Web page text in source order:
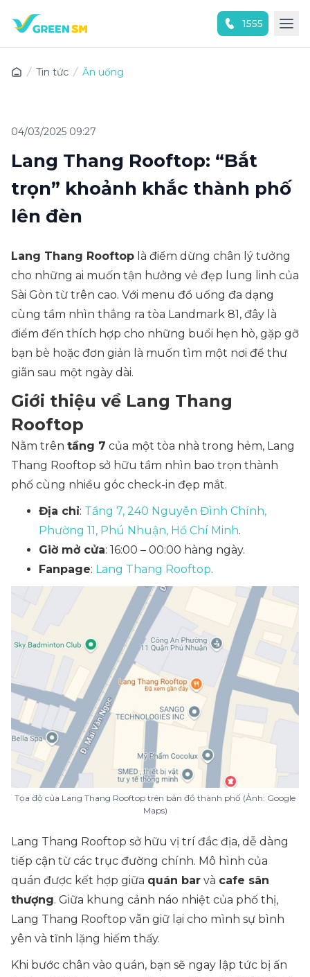
1555
Tin tức Ăn uống
04/03/2025 09:27
Lang Thang Rooftop: “Bắt
trọn” khoảnh khắc thành phố
lên đèn
Lang Thang Rooftop là điểm dừng chân lý tưởng
cho những ai muốn tận hưởng vẻ đẹp lung linh của
Sài Gòn từ trên cao. Với menu đồ uống đa dạng
cùng tầm nhìn thẳng ra tòa Landmark 81, đây là
điểm đến thích hợp cho những buổi hẹn hò, gặp gỡ
bạn bè hoặc đơn giản là muốn tìm một nơi để thư
giãn sau một ngày dài.
Giới thiệu về Lang Thang
Rooftop
Nằm trên tầng 7 của một tòa nhà trong hẻm, Lang
Thang Rooftop sở hữu tầm nhìn bao trọn thành
phố cùng nhiều góc check-in đẹp mắt.
Địa chỉ: Tầng 7, 240 Nguyễn Đình Chính,
Phường 11, Phú Nhuận, Hồ Chí Minh.
Giờ mở cửa: 16:00 – 00:00 hàng ngày.
Fanpage: Lang Thang Rooftop.
Tọa độ của Lang Thang Rooftop trên bản đồ thành phố (Ảnh: Google
Maps)
Lang Thang Rooftop sở hữu vị trí đắc địa, dễ dàng
tiếp cận từ các trục đường chính. Mô hình của
quán được kết hợp giữa quán bar và cafe sân
thượng. Giữa khung cảnh náo nhiệt của phố thị,
Lang Thang Rooftop vẫn giữ lại cho mình sự bình
yên và tĩnh lặng hiếm thấy.
Khi bước chân vào quán, bạn sẽ ngay lập tức bị ấn